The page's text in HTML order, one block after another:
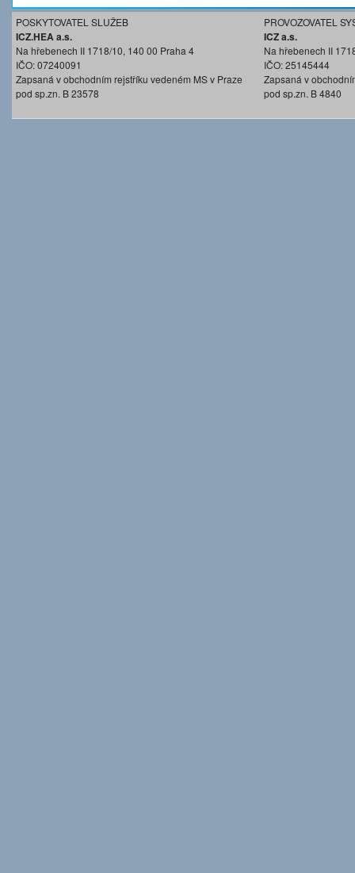
POSKYTOVATEL SLUŽEB
ICZ.HEA a.s.
Na hřebenech II 1718/10, 140 00 Praha 4
IČO: 07240091
Zapsaná v obchodním rejstříku vedeném MS v Praze
pod sp.zn. B 23578
PROVOZOVATEL
ICZ a.s.
Na hřebenech II
IČO: 25145444
Zapsaná v
pod sp.zn. B 4840